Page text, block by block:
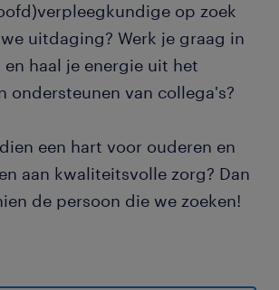
op zoek
uitdaging? Werk je graag in
haal je energie uit het
ondersteunen van collega's?
een hart voor ouderen en
aan kwaliteitsvolle zorg? Dan
de persoon die we zoeken!